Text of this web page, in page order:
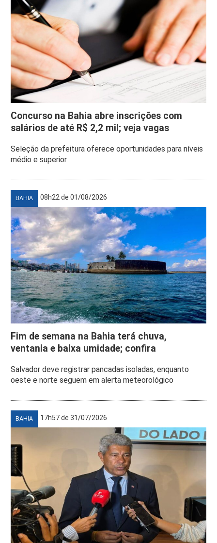
Concurso na Bahia abre inscrições com
salários de até R$ 2,2 mil; veja vagas
Seleção da prefeitura oferece oportunidades para níveis
médio e superior
BAHIA 08h22 de 01/08/2026
Fim de semana na Bahia terá chuva,
ventania e baixa umidade; confira
Salvador deve registrar pancadas isoladas, enquanto
oeste e norte seguem em alerta meteorológico
BAHIA 17h57 de 31/07/2026